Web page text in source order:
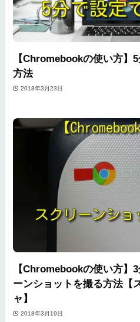
【Chromebookの使い方】
方法
2018年3月23日
【Chromebookの使い方】
ーンショットを撮る方法【
ャ】
2018年3月19日